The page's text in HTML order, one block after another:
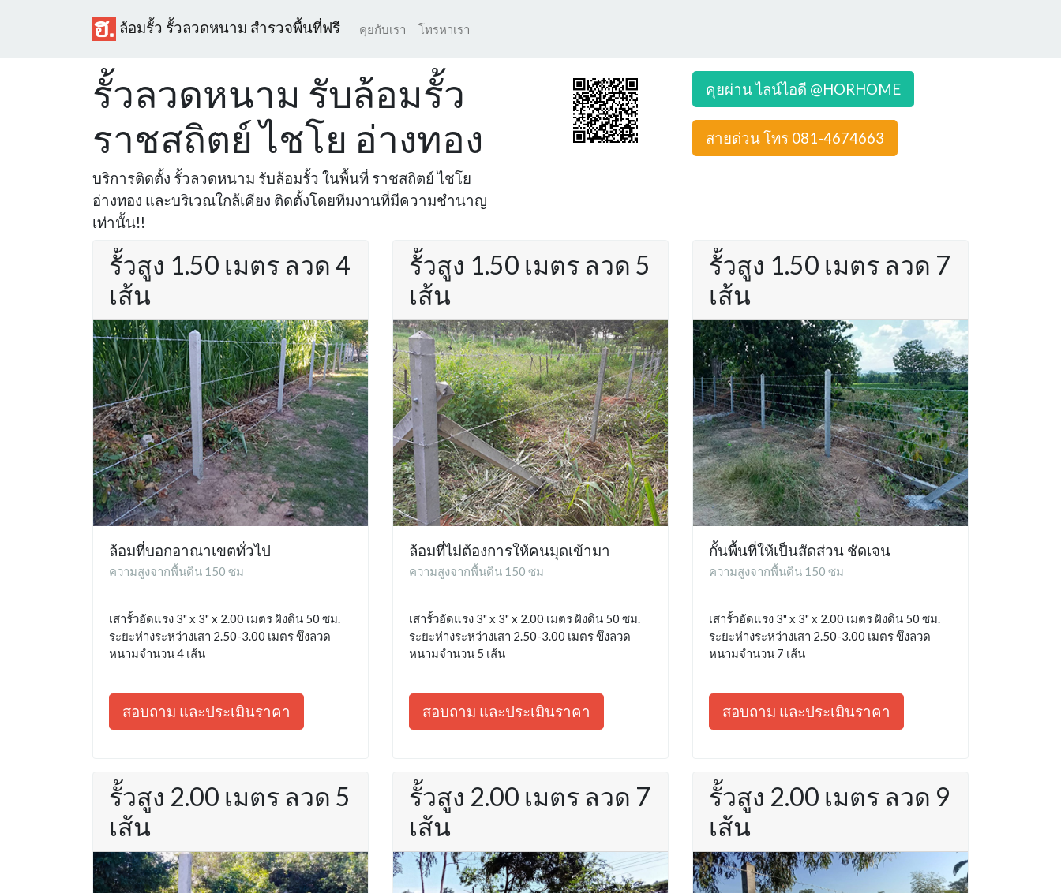
ล้อมรั้ว รั้วลวดหนาม สำรวจพื้นที่ฟรี คุยกับเรา โทรหาเรา
รั้วลวดหนาม รับล้อมรั้ว
ราชสถิตย์ ไชโย อ่างทอง
บริการติดตั้ง รั้วลวดหนาม รับล้อมรั้ว ในพื้นที่ ราชสถิตย์ ไชโย
อ่างทอง และบริเวณใกล้เคียง ติดตั้งโดยทีมงานที่มีความชำนาญ
เท่านั้น!!
คุยผ่าน ไลน์ไอดี @HORHOME
สายด่วน โทร 081-4674663
รั้วสูง 1.50 เมตร ลวด 4
เส้น
ล้อมที่บอกอาณาเขตทั่วไป
ความสูงจากพื้นดิน 150 ซม
เสารั้วอัดแรง 3" x 3" x 2.00 เมตร ฝังดิน 50 ซม.
ระยะห่างระหว่างเสา 2.50-3.00 เมตร ขึงลวด
หนามจำนวน 4 เส้น
สอบถาม และประเมินราคา
รั้วสูง 1.50 เมตร ลวด 5
เส้น
ล้อมที่ไม่ต้องการให้คนมุดเข้ามา
ความสูงจากพื้นดิน 150 ซม
เสารั้วอัดแรง 3" x 3" x 2.00 เมตร ฝังดิน 50 ซม.
ระยะห่างระหว่างเสา 2.50-3.00 เมตร ขึงลวด
หนามจำนวน 5 เส้น
สอบถาม และประเมินราคา
รั้วสูง 1.50 เมตร ลวด 7
เส้น
กั้นพื้นที่ให้เป็นสัดส่วน ชัดเจน
ความสูงจากพื้นดิน 150 ซม
เสารั้วอัดแรง 3" x 3" x 2.00 เมตร ฝังดิน 50 ซม.
ระยะห่างระหว่างเสา 2.50-3.00 เมตร ขึงลวด
หนามจำนวน 7 เส้น
สอบถาม และประเมินราคา
รั้วสูง 2.00 เมตร ลวด 5
เส้น
รั้วสูง 2.00 เมตร ลวด 7
เส้น
รั้วสูง 2.00 เมตร ลวด 9
เส้น